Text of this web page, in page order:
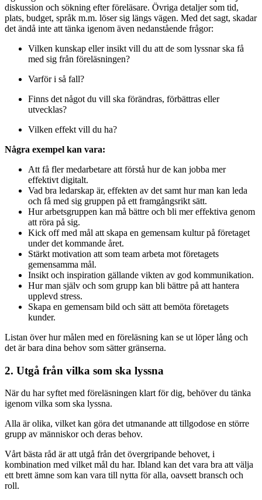
diskussion och sökning efter föreläsare. Övriga detaljer som tid,
plats, budget, språk m.m. löser sig längs vägen. Med det sagt, skadar
det ändå inte att tänka igenom även nedanstående frågor:
Vilken kunskap eller insikt vill du att de som lyssnar ska få
med sig från föreläsningen?
Varför i så fall?
Finns det något du vill ska förändras, förbättras eller
utvecklas?
Vilken effekt vill du ha?
Några exempel kan vara:
Att få fler medarbetare att förstå hur de kan jobba mer
effektivt digitalt.
Vad bra ledarskap är, effekten av det samt hur man kan leda
och få med sig gruppen på ett framgångsrikt sätt.
Hur arbetsgruppen kan må bättre och bli mer effektiva genom
att röra på sig.
Kick off med mål att skapa en gemensam kultur på företaget
under det kommande året.
Stärkt motivation att som team arbeta mot företagets
gemensamma mål.
Insikt och inspiration gällande vikten av god kommunikation.
Hur man själv och som grupp kan bli bättre på att hantera
upplevd stress.
Skapa en gemensam bild och sätt att bemöta företagets
kunder.
Listan över hur målen med en föreläsning kan se ut löper lång och
det är bara dina behov som sätter gränserna.
2. Utgå från vilka som ska lyssna
När du har syftet med föreläsningen klart för dig, behöver du tänka
igenom vilka som ska lyssna.
Alla är olika, vilket kan göra det utmanande att tillgodose en större
grupp av människor och deras behov.
Vårt bästa råd är att utgå från det övergripande behovet, i
kombination med vilket mål du har. Ibland kan det vara bra att välja
ett brett ämne som kan vara till nytta för alla, oavsett bransch och
roll.